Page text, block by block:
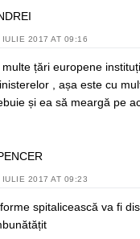
IULIE 2017 AT 09:16
multe țări europene
, așa este cu
și ea să meargă pe
IULIE 2017 AT 09:23
spitalicească va fi